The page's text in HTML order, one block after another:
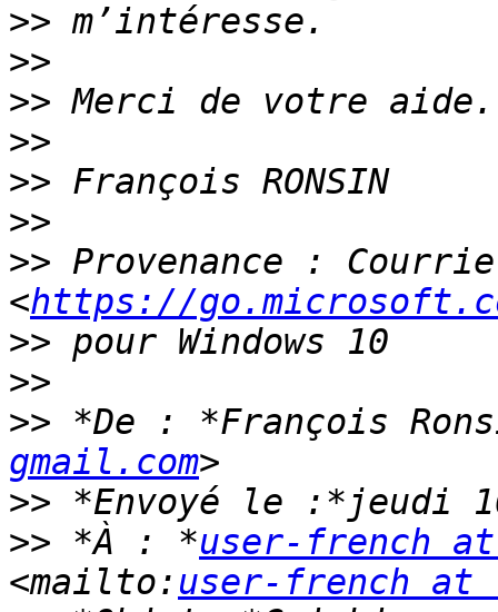
>>
>>
>>
>>
>>
>>
>> Provenance :
<https://
>>
>>
>> *De : *François
gmail.com
>>
>> *À : *user-french
<mailto: user-french